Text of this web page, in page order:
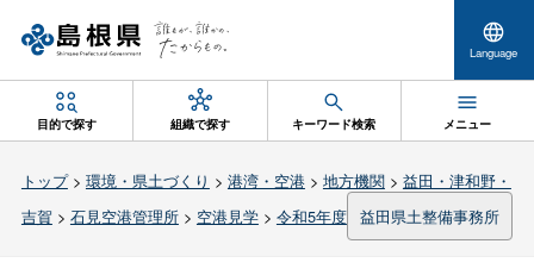
Language
目的で探す 組織で探す キーワード検索 メニュー
トップ> 環境・県土づくり > 港湾・空港> 地方機関> 益田・津和野・
吉賀 > 石見空港管理所> 空港見学> 令和5年度 益田県土整備事務所